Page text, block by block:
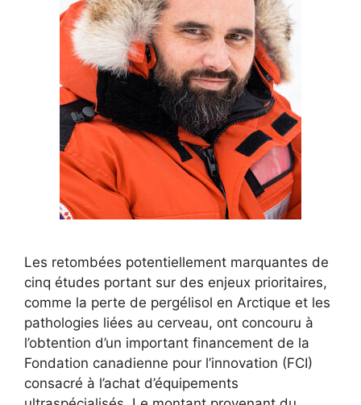
Les retombées potentiellement marquantes de
cinq études portant sur des enjeux prioritaires,
comme la perte de pergélisol en Arctique et les
pathologies liées au cerveau, ont concouru à
l’obtention d’un important financement de la
Fondation canadienne pour l’innovation (FCI)
consacré à l’achat d’équipements